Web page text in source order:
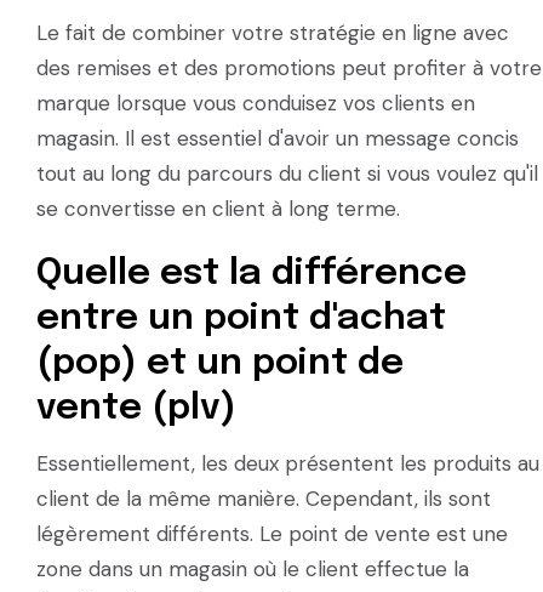
Le fait de combiner votre stratégie en ligne avec
des remises et des promotions peut profiter à votre
marque lorsque vous conduisez vos clients en
magasin. Il est essentiel d'avoir un message concis
tout au long du parcours du client si vous voulez qu'il
se convertisse en client à long terme.
Quelle est la différence
entre un point d'achat
(pop) et un point de
vente (plv)
Essentiellement, les deux présentent les produits au
client de la même manière. Cependant, ils sont
légèrement différents. Le point de vente est une
zone dans un magasin où le client effectue la